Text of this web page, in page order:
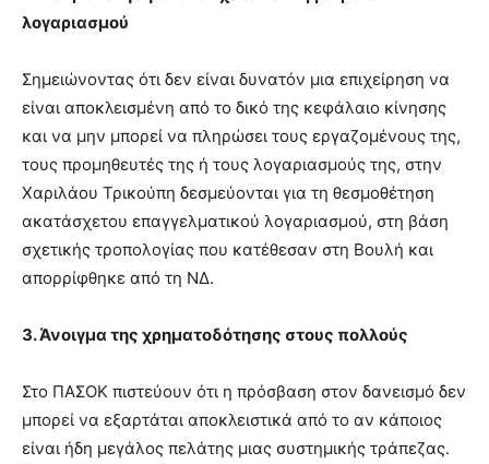
λογαριασμού
Σημειώνοντας ότι δεν είναι δυνατόν μια επιχείρηση να
είναι αποκλεισμένη από το δικό της κεφάλαιο κίνησης
και να μην μπορεί να πληρώσει τους εργαζομένους της,
τους προμηθευτές της ή τους λογαριασμούς της, στην
Χαριλάου Τρικούπη δεσμεύονται για τη θεσμοθέτηση
ακατάσχετου επαγγελματικού λογαριασμού, στη βάση
σχετικής τροπολογίας που κατέθεσαν στη Βουλή και
απορρίφθηκε από τη ΝΔ.
3. Άνοιγμα της χρηματοδότησης στους πολλούς
Στο ΠΑΣΟΚ πιστεύουν ότι η πρόσβαση στον δανεισμό δεν
μπορεί να εξαρτάται αποκλειστικά από το αν κάποιος
είναι ήδη μεγάλος πελάτης μιας συστημικής τράπεζας.